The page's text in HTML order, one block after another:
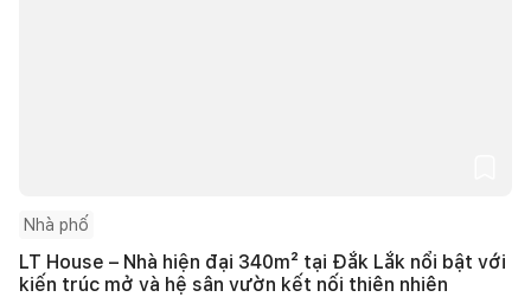
Nhà phố
LT House – Nhà hiện đại 340m² tại Đắk Lắk nổi bật với
kiến trúc mở và hệ sân vườn kết nối thiên nhiên